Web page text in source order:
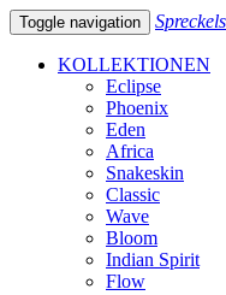
Toggle navigation
KOLLEKTIONEN
Eclipse
Phoenix
Eden
Africa
Snakeskin
Classic
Wave
Bloom
Indian Spirit
Flow